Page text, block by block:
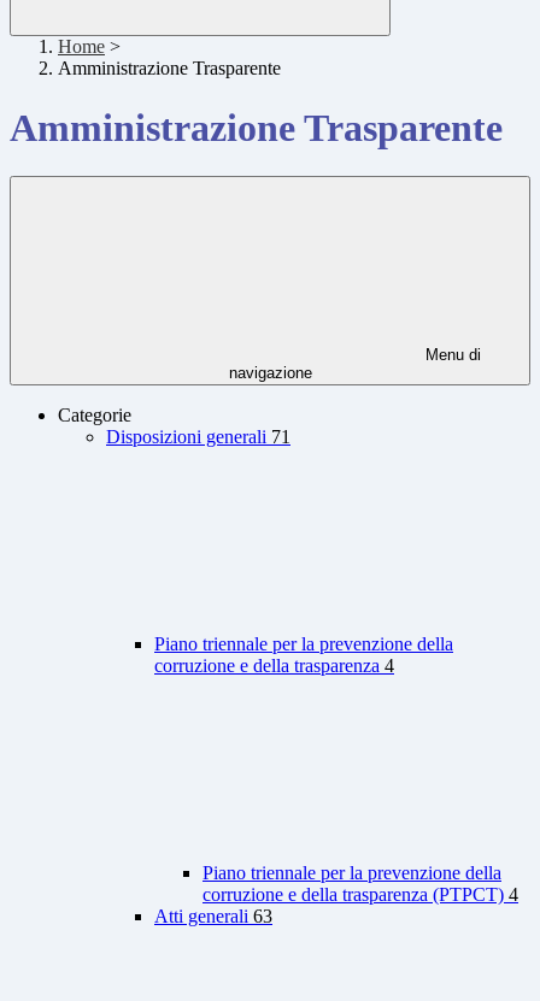
Home >
Amministrazione Trasparente
Amministrazione Trasparente
Menu di
navigazione
Categorie
Disposizioni generali 71
Piano triennale per la prevenzione della
corruzione e della trasparenza 4
Piano triennale per la prevenzione della
corruzione e della trasparenza (PTPCT) 4
Atti generali 63